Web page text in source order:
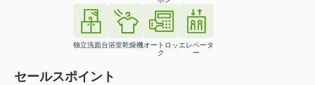
独立洗面台浴室乾燥機オートロッ
ク
エレベータ
ー
セールスポイント